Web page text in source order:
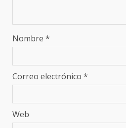
Nombre *
Correo electrónico *
Web